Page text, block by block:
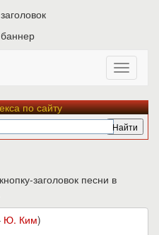
по сайту
заголовок песни в
Ю. Ким)